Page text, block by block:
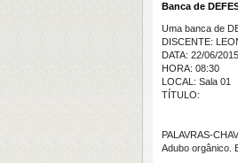
Banca de
Uma banca de
DISCENTE:
DATA: 22/06/2015
HORA: 08:30
LOCAL: Sala 01
TÍTULO:
PALAVRAS-
Adubo orgânico.